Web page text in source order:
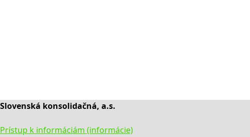
Slovenská konsolidačná, a.s.
Prístup k informáciám (informácie)